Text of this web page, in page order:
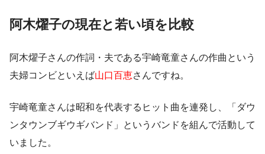
阿木燿子の現在と若い頃を比較
阿木燿子さんの作詞・夫である宇崎竜童さんの作曲という
夫婦コンビといえば山口百恵さんですね。
宇崎竜童さんは昭和を代表するヒット曲を連発し、「ダウ
ンタウンブギウギバンド」というバンドを組んで活動して
いました。